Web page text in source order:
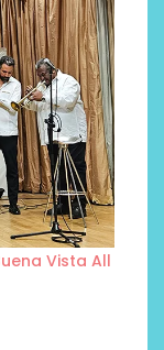
Vista All